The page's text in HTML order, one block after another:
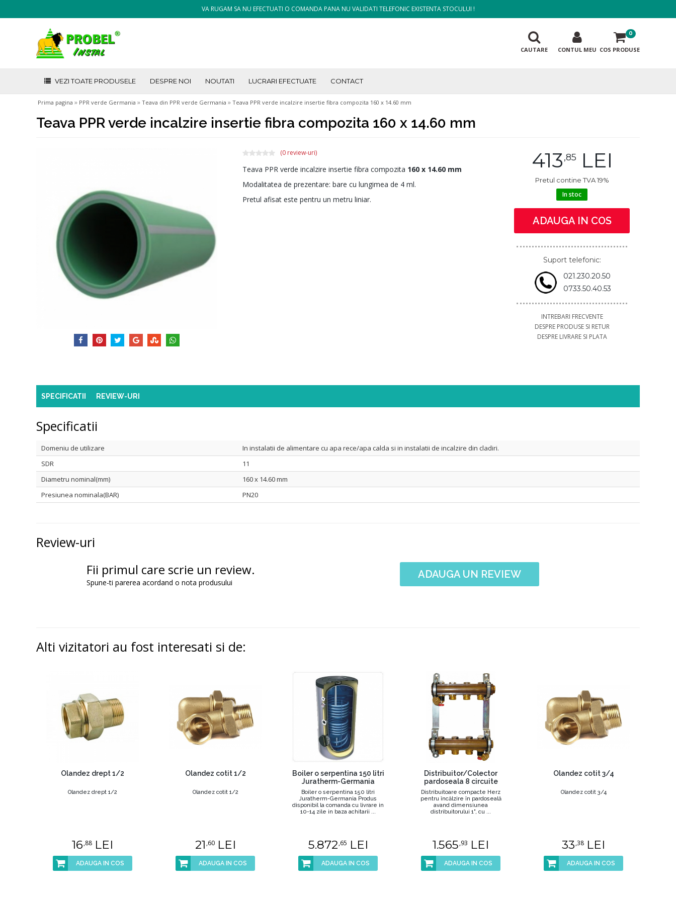
VA RUGAM SA NU EFECTUATI O COMANDA PANA NU VALIDATI TELEFONIC EXISTENTA STOCULUI !
COS PRODUSE
0
CONTUL MEU
CAUTARE
VEZI TOATE PRODUSELE DESPRE NOI NOUTATI LUCRARI EFECTUATE CONTACT
Prima pagina » PPR verde Germania » Teava din PPR verde Germania » Teava PPR verde incalzire insertie fibra compozita 160 x 14.60 mm
Teava PPR verde incalzire insertie fibra compozita 160 x 14.60 mm
(0 review-uri)
Teava PPR verde incalzire insertie fibra compozita 160 x 14.60 mm
Modalitatea de prezentare: bare cu lungimea de 4 ml.
Pretul afisat este pentru un metru liniar.
413,85LEI
Pretul contine TVA 19%
In stoc
ADAUGA IN COS
Suport telefonic:
021.230.20.50
0733.50.40.53
INTREBARI FRECVENTE
DESPRE PRODUSE SI RETUR
DESPRE LIVRARE SI PLATA
SPECIFICATII REVIEW-URI
Specificatii
Domeniu de utilizare
In instalatii de alimentare cu apa rece/apa calda si in instalatii de incalzire din cladiri.
SDR
11
Diametru nominal(mm)
160 x 14.60 mm
Presiunea nominala(BAR)
PN20
Review-uri
Fii primul care scrie un review.
Spune-ti parerea acordand o nota produsului
ADAUGA UN REVIEW
Alti vizitatori au fost interesati si de:
Olandez drept 1/2
Olandez drept 1/2
16,88LEI
ADAUGA IN COS
Olandez cotit 1/2
Olandez cotit 1/2
21 ,60LEI
ADAUGA IN COS
Boiler o serpentina 150 litri
Juratherm-Germania
Boiler o serpentina 150 litri
Juratherm-Germania Produs
disponibil la comanda cu livrare in
10-14 zile in baza achitarii ...
5.872,65LEI
ADAUGA IN COS
Distribuitor/Colector
pardoseala 8 circuite
Distribuitoare compacte Herz
pentru încălzire în pardoseală
avand dimensiunea
distribuitorului 1", cu ...
1.565,93 LEI
ADAUGA IN COS
Olandez cotit 3/4
Olandez cotit 3/4
33,38LEI
ADAUGA IN COS